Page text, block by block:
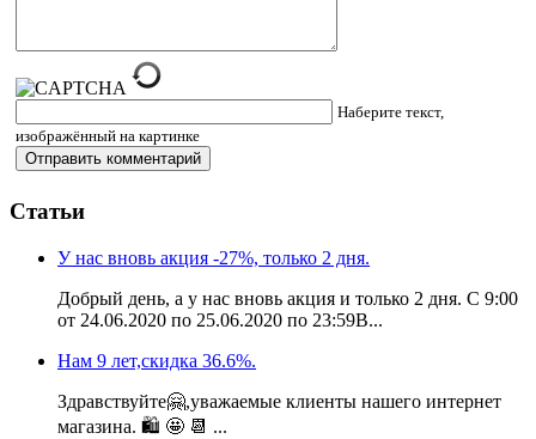
Наберите текст,
изображённый на картинке
Статьи
У нас вновь акция -27%, только 2 дня.
Добрый день, а у нас вновь акция и только 2 дня. С 9:00
от 24.06.2020 по 25.06.2020 по 23:59В...
Нам 9 лет,скидка 36.6%.
Здравствуйте🤗,уважаемые клиенты нашего интернет
магазина. 🛍 🤩 📆 ...